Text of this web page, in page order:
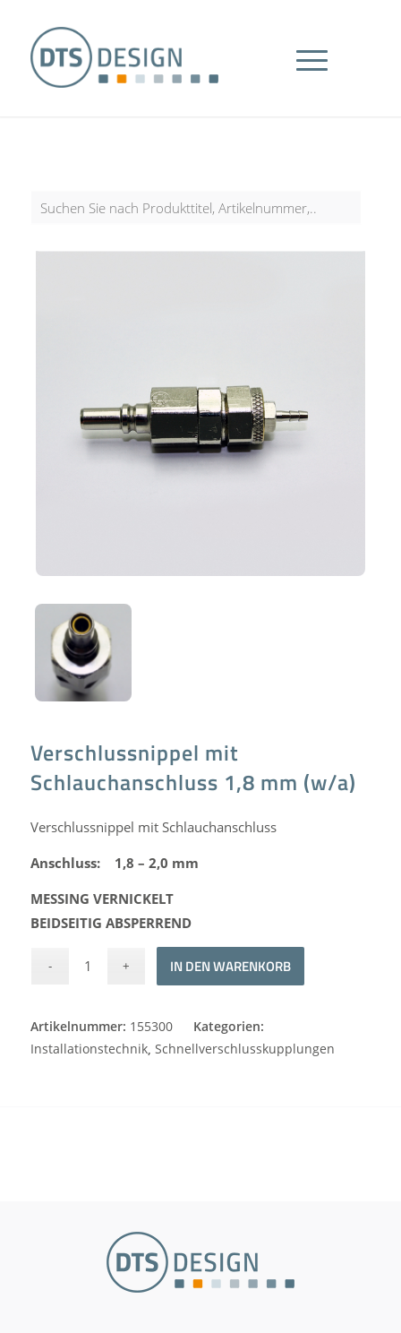
Verschlussnippel mit
Schlauchanschluss 1,8 mm (w/a)
Verschlussnippel mit Schlauchanschluss
Anschluss: 1,8 – 2,0 mm
MESSING VERNICKELT
BEIDSEITIG ABSPERREND
IN DEN WARENKORB
Artikelnummer: 155300
Kategorien:
Installationstechnik, Schnellverschlusskupplungen